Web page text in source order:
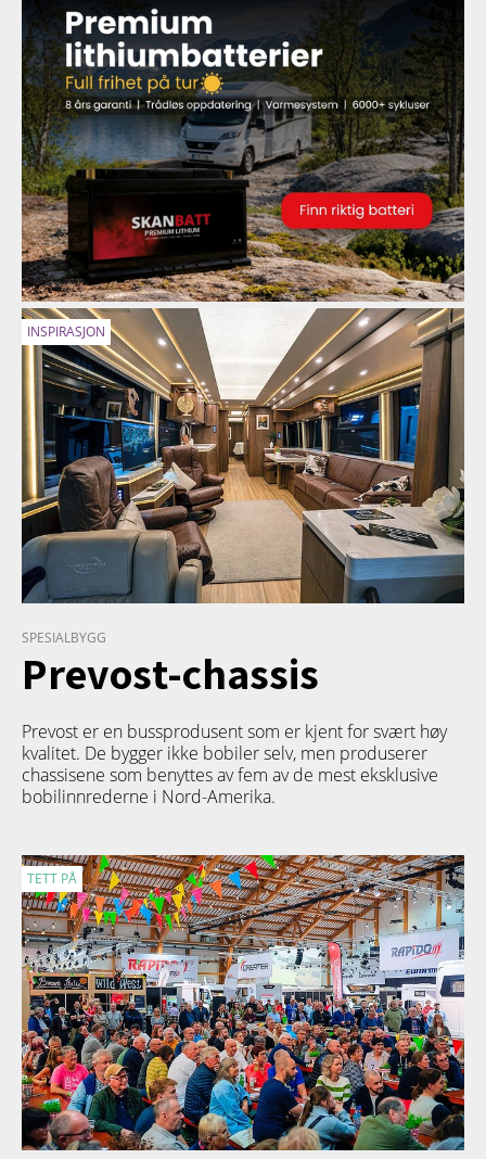
INSPIRASJON
SPESIALBYGG
Prevost-chassis
Prevost er en bussprodusent som er kjent for svært høy
kvalitet. De bygger ikke bobiler selv, men produserer
chassisene som benyttes av fem av de mest eksklusive
bobilinnrederne i Nord-Amerika.
TETT PÅ